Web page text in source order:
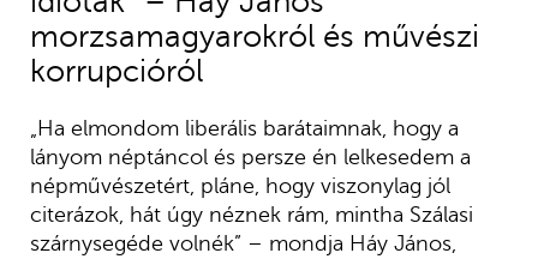
morzsamagyarokról és művészi
korrupcióról
„Ha elmondom liberális barátaimnak, hogy a
lányom néptáncol és persze én lelkesedem a
népművészetért, pláne, hogy viszonylag jól
citerázok, hát úgy néznek rám, mintha Szálasi
szárnysegéde volnék” – mondja Háy János,